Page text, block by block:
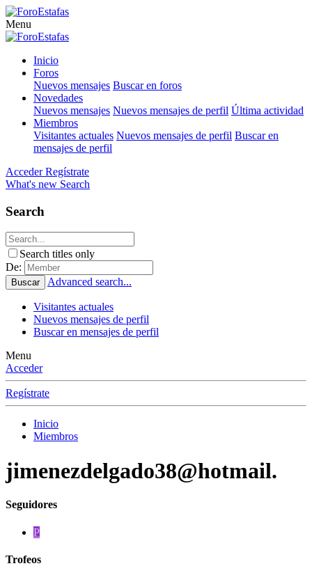
Menu
Inicio
Foros
Nuevos mensajes Buscar en foros
Novedades
Nuevos mensajes Nuevos mensajes de perfil Última actividad
Miembros
Visitantes actuales Nuevos mensajes de perfil Buscar en
mensajes de perfil
Acceder Regístrate
What's new Search
Search
Search titles only
De:
Buscar Advanced search...
Visitantes actuales
Nuevos mensajes de perfil
Buscar en mensajes de perfil
Menu
Acceder
Regístrate
Inicio
Miembros
jimenezdelgado38@hotmail.
Seguidores
P
Trofeos